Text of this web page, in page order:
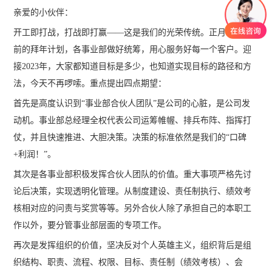
亲爱的小伙伴：
开工即打战，打战即打赢——这是我们的光荣传统。正月十五之
前的拜年计划，各事业部做好统筹，用心服务好每一个客户。迎
接2023年，大家都知道目标是多少，也知道实现目标的路径和方
法，今天不再啰嗦。重点提出四点期望：
首先是高度认识到“事业部合伙人团队”是公司的心脏，是公司发
动机。事业部总经理全权代表公司运筹帷幄、排兵布阵、指挥打
仗，并且快速推进、大胆决策。决策的标准依然是我们的“口碑
+利润！”。
其次是各事业部积极发挥合伙人团队的价值。重大事项严格先讨
论后决策，实现透明化管理。从制度建设、责任制执行、绩效考
核相对应的问责与奖赏等等。另外合伙人除了承担自己的本职工
作以外，要分管事业部层面的专项工作。
再次是发挥组织的价值，坚决反对个人英雄主义，组织背后是组
织结构、职责、流程、权限、目标、责任制（绩效考核）、会